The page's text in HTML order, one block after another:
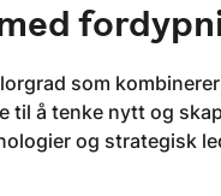
som
til å tenke nytt og
og strategisk